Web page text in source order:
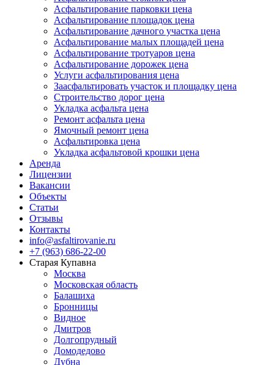
Асфальтирование парковки цена
Асфальтирование площадок цена
Асфальтирование дачного участка цена
Асфальтирование малых площадей цена
Асфальтирование тротуаров цена
Асфальтирование дорожек цена
Услуги асфальтирования цена
Заасфальтировать участок и площадку цена
Строительство дорог цена
Укладка асфальта цена
Ремонт асфальта цена
Ямочный ремонт цена
Асфальтировка цена
Укладка асфальтовой крошки цена
Аренда
Лицензии
Вакансии
Объекты
Статьи
Отзывы
Контакты
info@asfaltirovanie.ru
+7 (963) 686-22-00
Старая Купавна
Москва
Московская область
Балашиха
Бронницы
Видное
Дмитров
Долгопрудный
Домодедово
Дубна